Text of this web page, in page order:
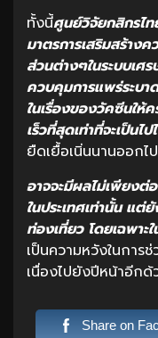
ทั้งนี้ศูนย์วิจัยกสิกรไท
มาตรการเสริมสร้าง
ส่วนต่างๆในระบบเศ
ควบคุมการแพร่ระบา
ในเรื่องของวัคซีนให้
เร็วที่สุดเท่าที่จะเป็นไป
ยืดเยื้อเนิ่นนานออกไป
อาจจะมีผลไม่เพียงต่
ในประเทศเท่านั้น แ
ท่องเที่ยว โดยเฉพา
เป็นความหวังในการ
เนื่องไปยังปีหน้าอีกด้
Share on